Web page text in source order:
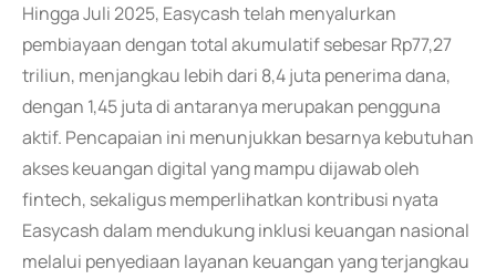
Hingga Juli 2025, Easycash telah menyalurkan
pembiayaan dengan total akumulatif sebesar Rp77,27
triliun, menjangkau lebih dari 8,4 juta penerima dana,
dengan 1,45 juta di antaranya merupakan pengguna
aktif. Pencapaian ini menunjukkan besarnya kebutuhan
akses keuangan digital yang mampu dijawab oleh
fintech, sekaligus memperlihatkan kontribusi nyata
Easycash dalam mendukung inklusi keuangan nasional
melalui penyediaan layanan keuangan yang terjangkau